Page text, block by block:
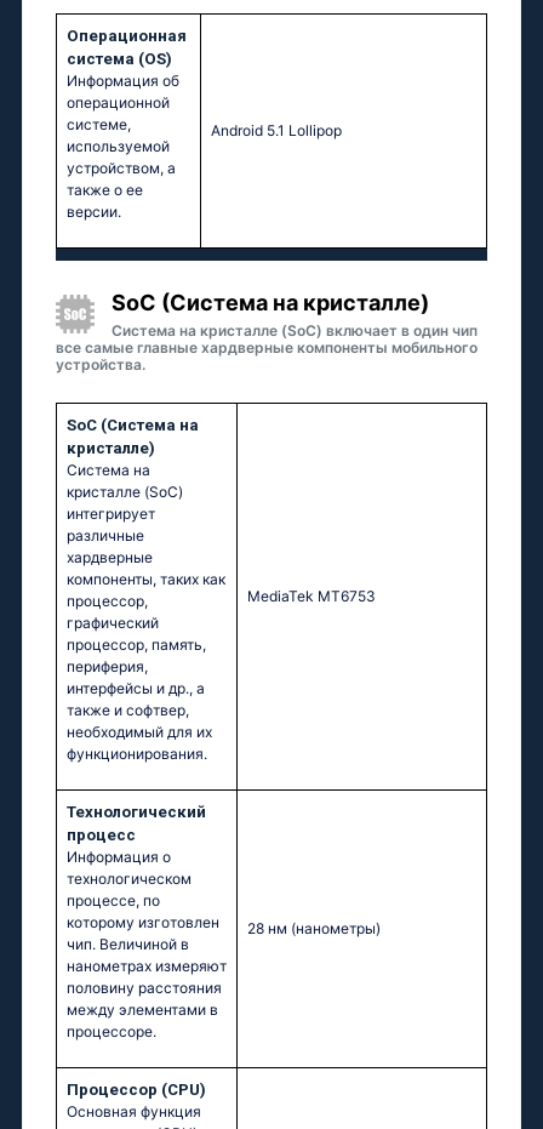
Oперационная
система (OS)
Информация об
операционной
системе,
используемой
устройством, а
также о ее
версии.
Android 5.1 Lollipop
SoC (Система на кристалле)
Система на кристалле (SoC) включает в один чип
все самые главные хардверные компоненты мобильного
устройства.
SoC (Система на
кристалле)
Система на
кристалле (SoC)
интегрирует
различные
хардверные
компоненты, таких как
процессор,
графический
процессор, память,
периферия,
интерфейсы и др., а
также и софтвер,
необходимый для их
функционирования.
MediaTek MT6753
Технологический
процесс
Информация о
технологическом
процессе, по
которому изготовлен
чип. Величиной в
нанометрах измеряют
половину расстояния
между элементами в
процессоре.
28 нм (нанометры)
Процессор (CPU)
Основная функция